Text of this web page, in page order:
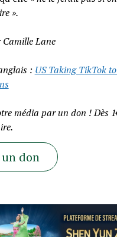
».
Lane
: US Taking TikTok
média par un don ! Dès
don